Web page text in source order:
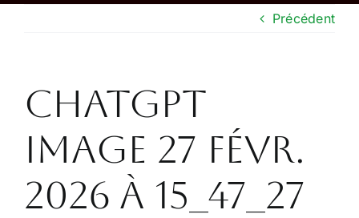
CONTACT
Précédent
ChatGPT
Image 27 févr.
2026 à 15_47_27